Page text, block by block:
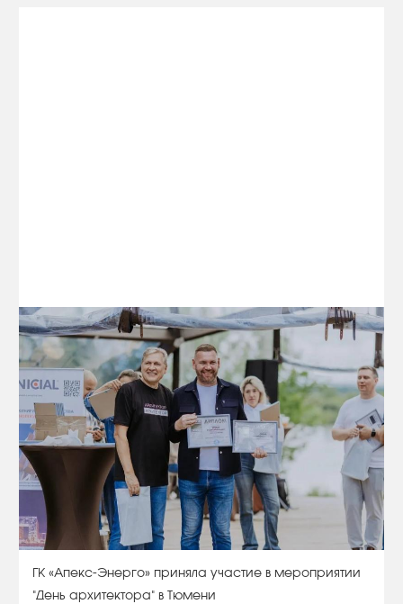
ГК «Апекс-Энерго» приняла участие в мероприятии
"День архитектора" в Тюмени